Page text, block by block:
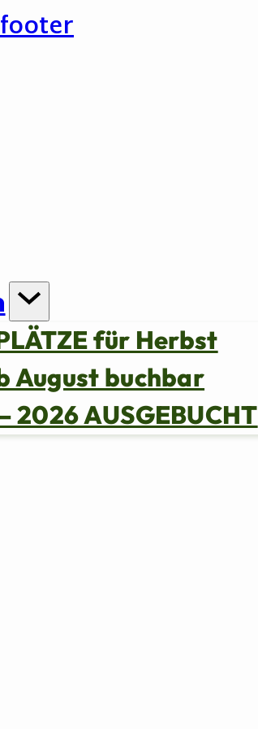
für Herbst
August buchbar
AUSGEBUCHT